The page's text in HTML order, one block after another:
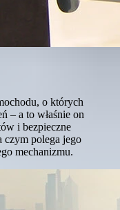
o których
– a to właśnie on
i bezpieczne
czym polega jego
mechanizmu.